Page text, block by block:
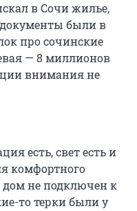
в Сочи жилье,
документы были в
про сочинские
— 8 миллионов
внимания не
есть, свет есть и
комфортного
дом не подключен к
то терки были у